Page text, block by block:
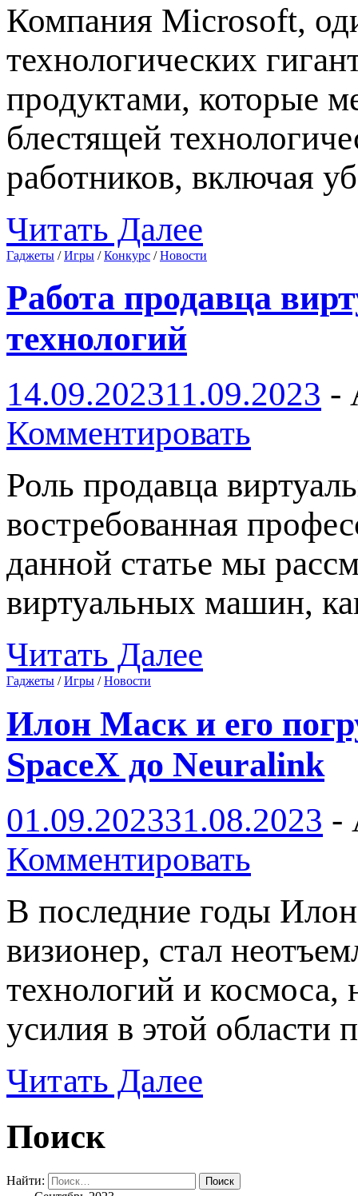
Компания Microsoft,
технологических
продуктами, которые
блестящей
работников, включая
Читать Далее
Гаджеты /Игры /Конкурс /Новости
Работа продавца
технологий
14.09.202311.09.2023 -
Комментировать
Роль продавца
востребованная
данной статье мы
виртуальных машин,
Читать Далее
Гаджеты /Игры /Новости
Илон Маск и его
SpaceX до Neuralink
01.09.202331.08.2023 -
Комментировать
В последние годы
визионер, стал
технологий и космоса,
усилия в этой
Читать Далее
Поиск
Найти: